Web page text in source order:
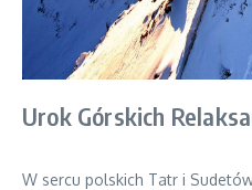
Urok Górskich
W sercu polskich Tatr i